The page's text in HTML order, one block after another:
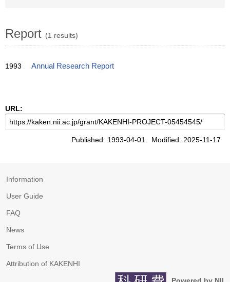
Report (1 results)
1993 Annual Research Report
URL:
Published: 1993-04-01 Modified: 2025-11-17
Information
User Guide
FAQ
News
Terms of Use
Attribution of KAKENHI